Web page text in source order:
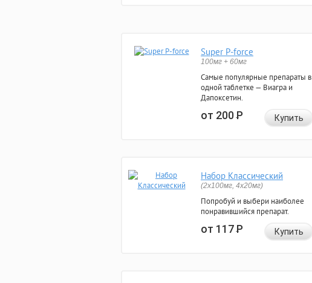
Super P-force
100мг + 60мг
Самые популярные препараты в
одной таблетке — Виагра и
Дапоксетин.
от 200Р Купить
Набор Классический
(2x100мг, 4x20мг)
Попробуй и выбери наиболее
понравившийся препарат.
от 117Р Купить